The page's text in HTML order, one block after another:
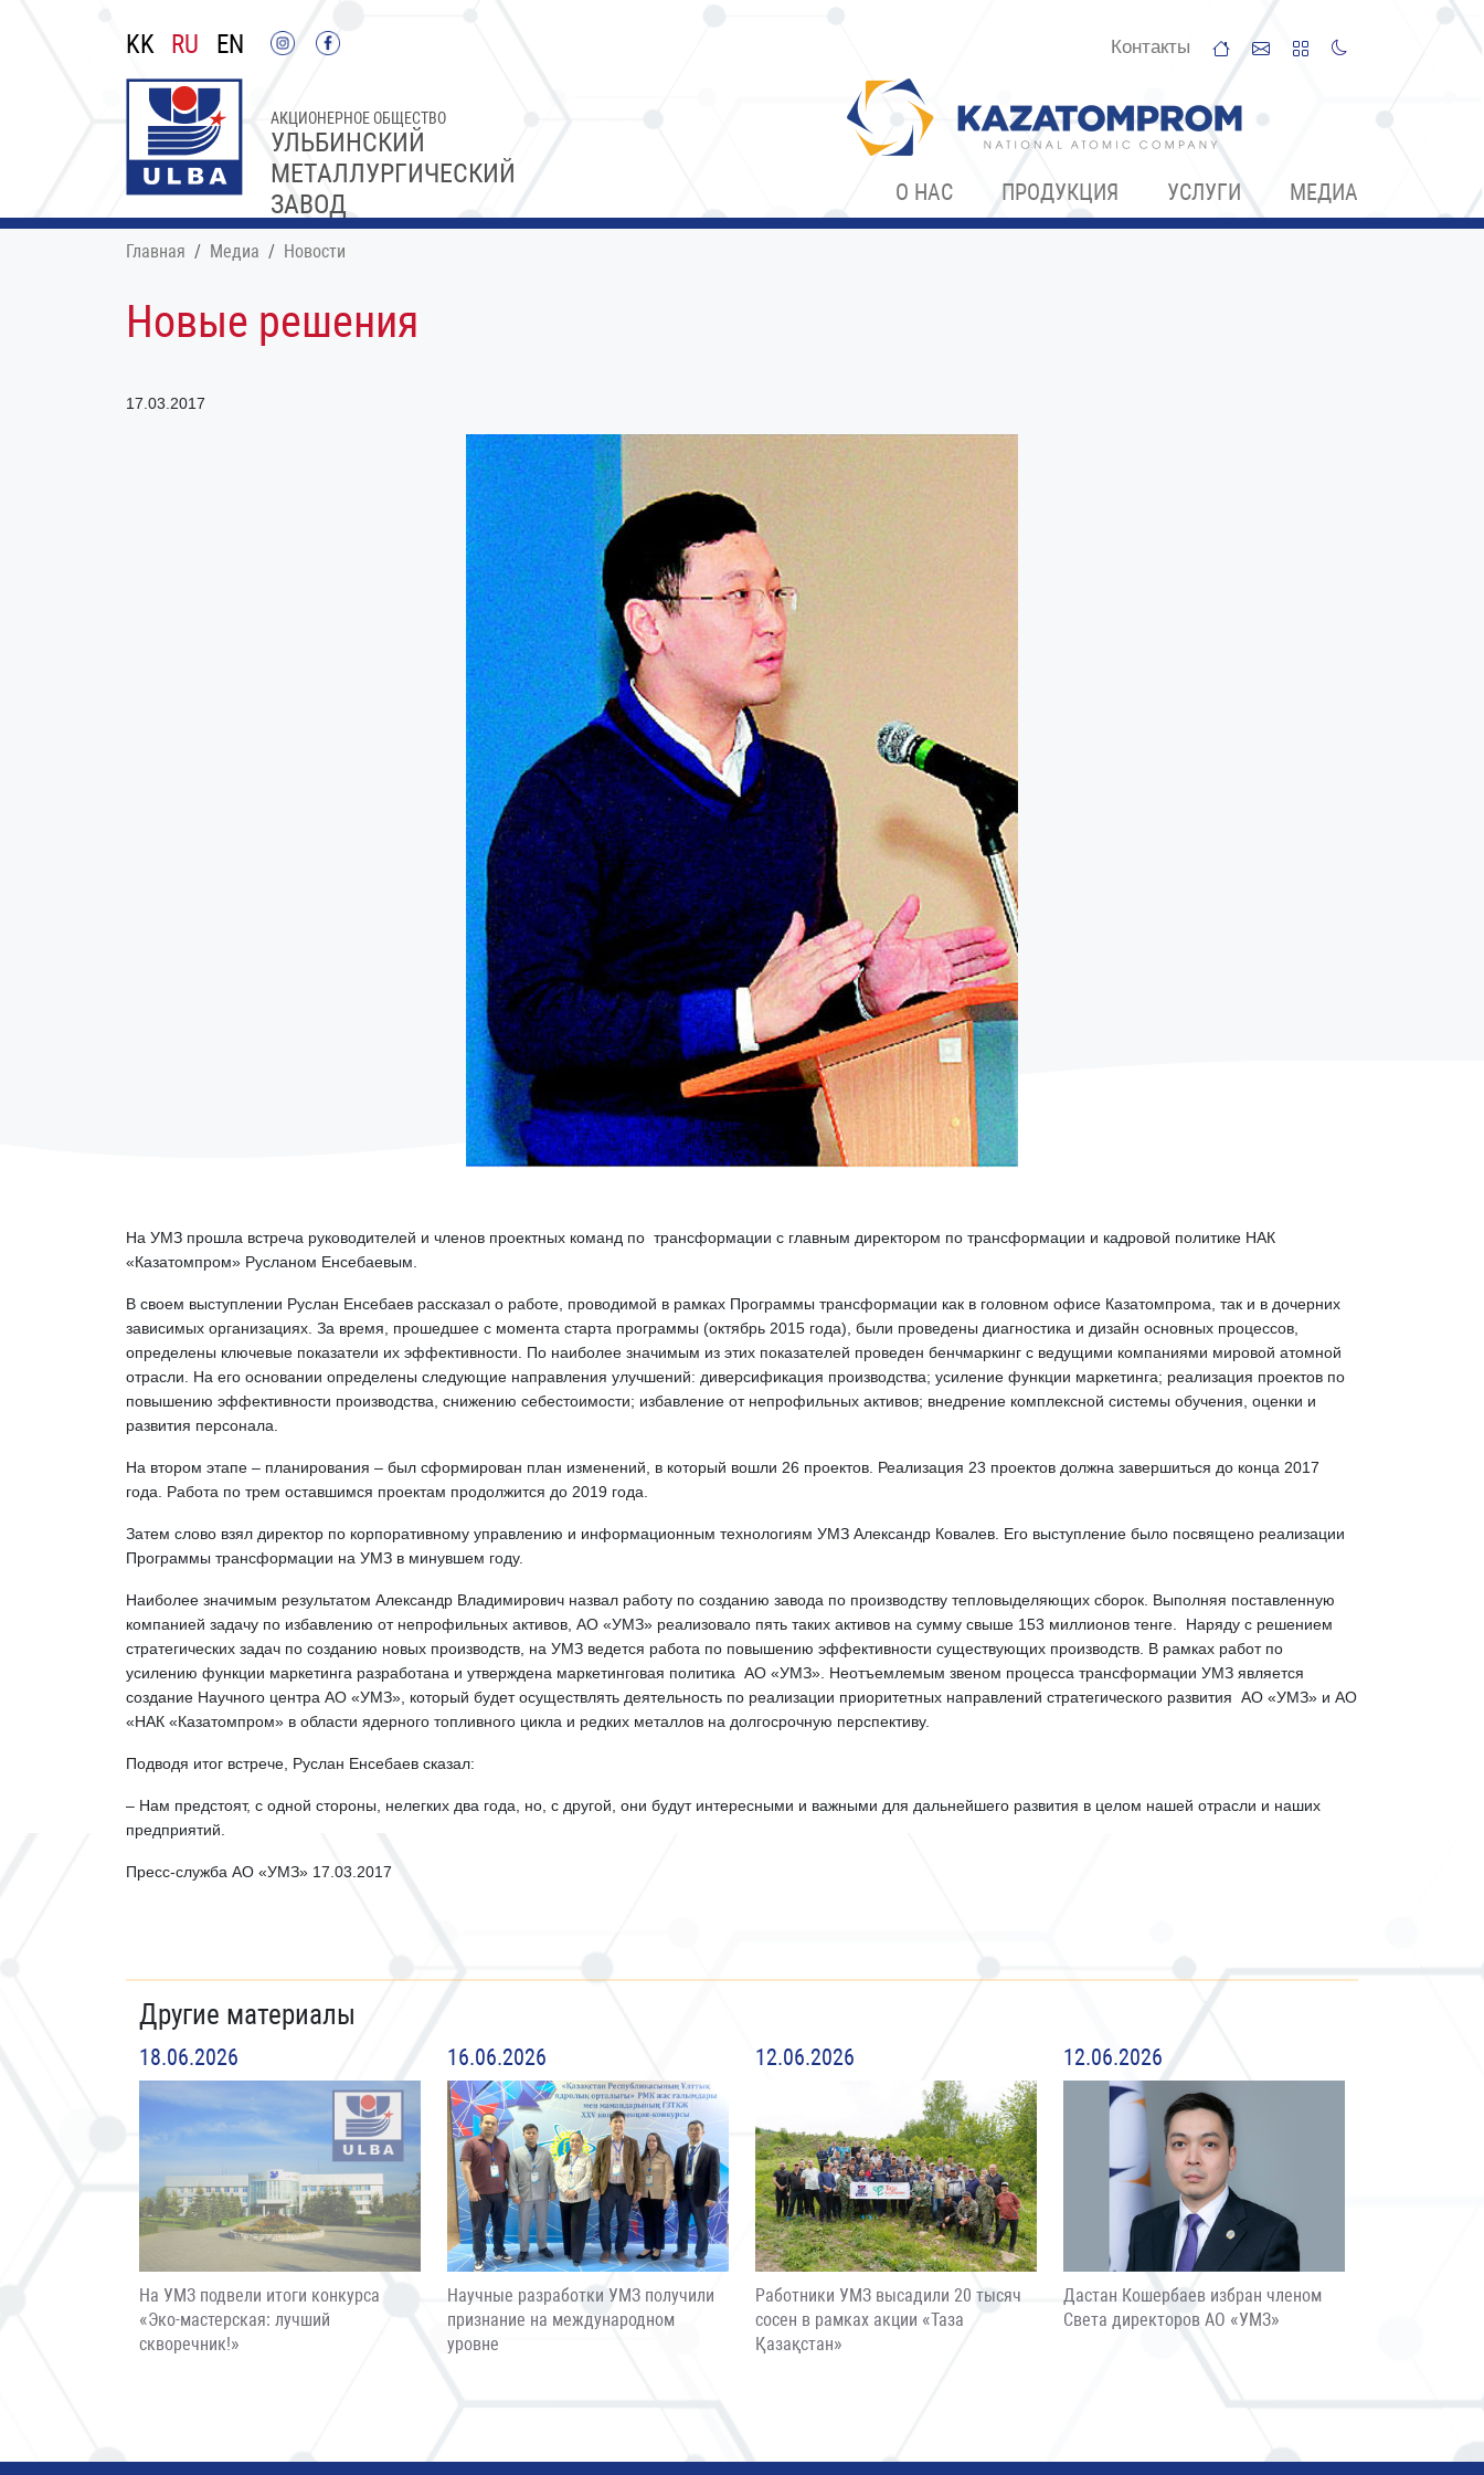
KK RU EN Контакты
УЛЬБИНСКИЙ
МЕТАЛЛУРГИЧЕСКИЙ
ЗАВОД
АКЦИОНЕРНОЕ ОБЩЕСТВО
О НАС ПРОДУКЦИЯ УСЛУГИ МЕДИА
Главная Медиа Новости
Новые решения
17.03.2017
На УМЗ прошла встреча руководителей и членов проектных команд по трансформации с главным директором по трансформации и кадровой политике НАК
«Казатомпром» Русланом Енсебаевым.
В своем выступлении Руслан Енсебаев рассказал о работе, проводимой в рамках Программы трансформации как в головном офисе Казатомпрома, так и в дочерних
зависимых организациях. За время, прошедшее с момента старта программы (октябрь 2015 года), были проведены диагностика и дизайн основных процессов,
определены ключевые показатели их эффективности. По наиболее значимым из этих показателей проведен бенчмаркинг с ведущими компаниями мировой атомной
отрасли. На его основании определены следующие направления улучшений: диверсификация производства; усиление функции маркетинга; реализация проектов по
повышению эффективности производства, снижению себестоимости; избавление от непрофильных активов; внедрение комплексной системы обучения, оценки и
развития персонала.
На втором этапе – планирования – был сформирован план изменений, в который вошли 26 проектов. Реализация 23 проектов должна завершиться до конца 2017
года. Работа по трем оставшимся проектам продолжится до 2019 года.
Затем слово взял директор по корпоративному управлению и информационным технологиям УМЗ Александр Ковалев. Его выступление было посвящено реализации
Программы трансформации на УМЗ в минувшем году.
Наиболее значимым результатом Александр Владимирович назвал работу по созданию завода по производству тепловыделяющих сборок. Выполняя поставленную
компанией задачу по избавлению от непрофильных активов, АО «УМЗ» реализовало пять таких активов на сумму свыше 153 миллионов тенге. Наряду с решением
стратегических задач по созданию новых производств, на УМЗ ведется работа по повышению эффективности существующих производств. В рамках работ по
усилению функции маркетинга разработана и утверждена маркетинговая политика АО «УМЗ». Неотъемлемым звеном процесса трансформации УМЗ является
создание Научного центра АО «УМЗ», который будет осуществлять деятельность по реализации приоритетных направлений стратегического развития АО «УМЗ» и АО
«НАК «Казатомпром» в области ядерного топливного цикла и редких металлов на долгосрочную перспективу.
Подводя итог встрече, Руслан Енсебаев сказал:
– Нам предстоят, с одной стороны, нелегких два года, но, с другой, они будут интересными и важными для дальнейшего развития в целом нашей отрасли и наших
предприятий.
Пресс-служба АО «УМЗ» 17.03.2017
Другие материалы
18.06.2026
На УМЗ подвели итоги конкурса
«Эко-мастерская: лучший
скворечник!»
16.06.2026
Научные разработки УМЗ получили
признание на международном
уровне
12.06.2026
Работники УМЗ высадили 20 тысяч
сосен в рамках акции «Таза
Қазақстан»
12.06.2026
Дастан Кошербаев избран членом
Света директоров АО «УМЗ»